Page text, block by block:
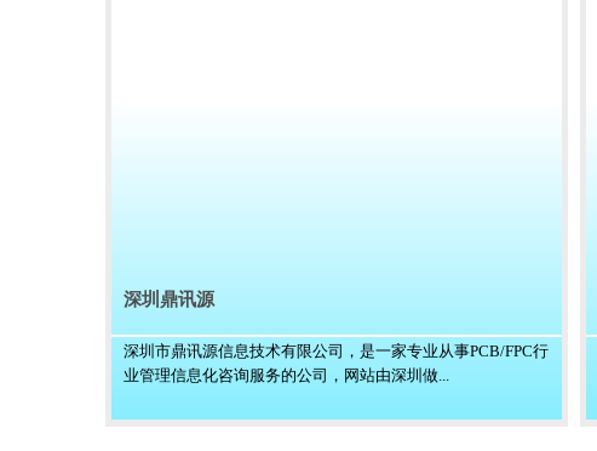
深圳鼎讯源
深圳市鼎讯源信息技术有限公司，是一家专业从事PCB/FPC行
业管理信息化咨询服务的公司，网站由深圳做...